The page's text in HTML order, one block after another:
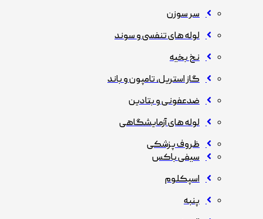
سر سوزن
لوله های تنفسی و سوند
نخ بخیه
گاز استریل، تامپون و باند
ضدعفونی و بتادین
لوله های آزمایشگاهی
ظروف پزشکی
سیفی باکس
اسپکلوم
پنبه